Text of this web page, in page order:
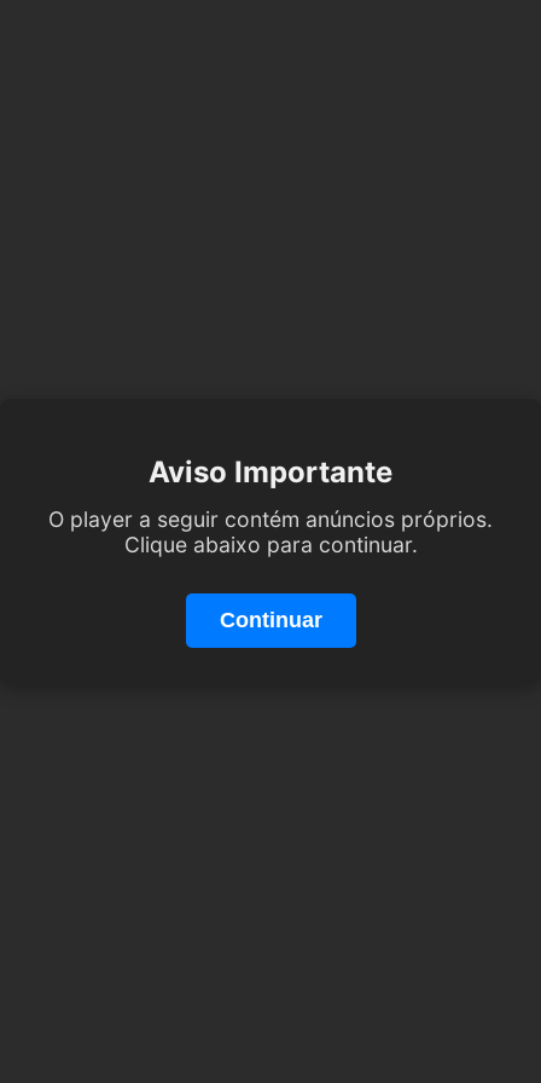
Aviso Importante
O player a seguir contém anúncios próprios.
Clique abaixo para continuar.
Continuar